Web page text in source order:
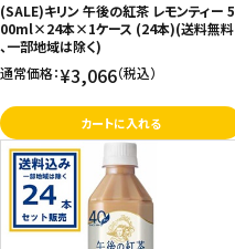
(SALE)キリン 午後の紅茶 レモンティー 5
00ml×24本×1ケース (24本)(送料無料
、一部地域は除く)
通常価格：¥3,066（税込）
カートに入れる